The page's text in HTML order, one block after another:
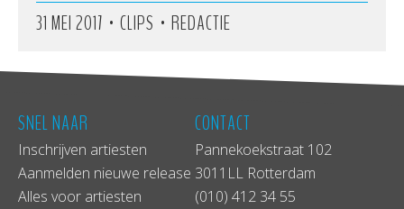
31 MEI 2017 • CLIPS • REDACTIE
SNEL NAAR
Inschrijven artiesten
Aanmelden nieuwe release
Alles voor artiesten
CONTACT
Pannekoekstraat 102
3011LL Rotterdam
(010) 412 34 55